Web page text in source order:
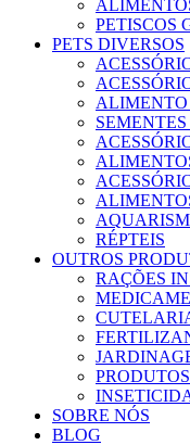
PETISCOS
PETS DIVERSOS
ALIMENTO
RÉPTEIS
OUTROS
RAÇÕES
SOBRE NÓS
BLOG